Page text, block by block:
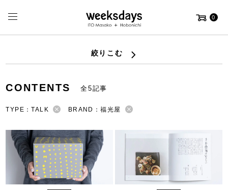
0
絞りこむ
CONTENTS 全5記事
TYPE：TALK BRAND：福光屋